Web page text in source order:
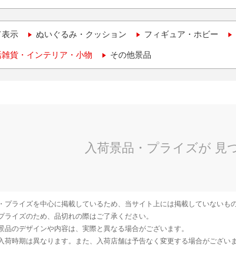
表示 ぬいぐるみ・クッション フィギュア・ホビー
貨・インテリア・小物 その他景品